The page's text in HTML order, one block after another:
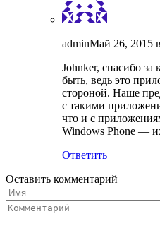
adminМай 26, 2015
Johnker, спасибо
быть, ведь это
стороной. Наше
с такими
что и с
Windows Phone —
Ответить
Оставить комментарий